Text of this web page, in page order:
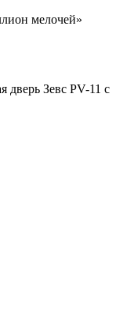
мелочей»
дверь Зевс PV-11 с